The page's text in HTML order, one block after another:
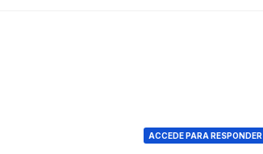
ACCEDE PARA RESPONDER